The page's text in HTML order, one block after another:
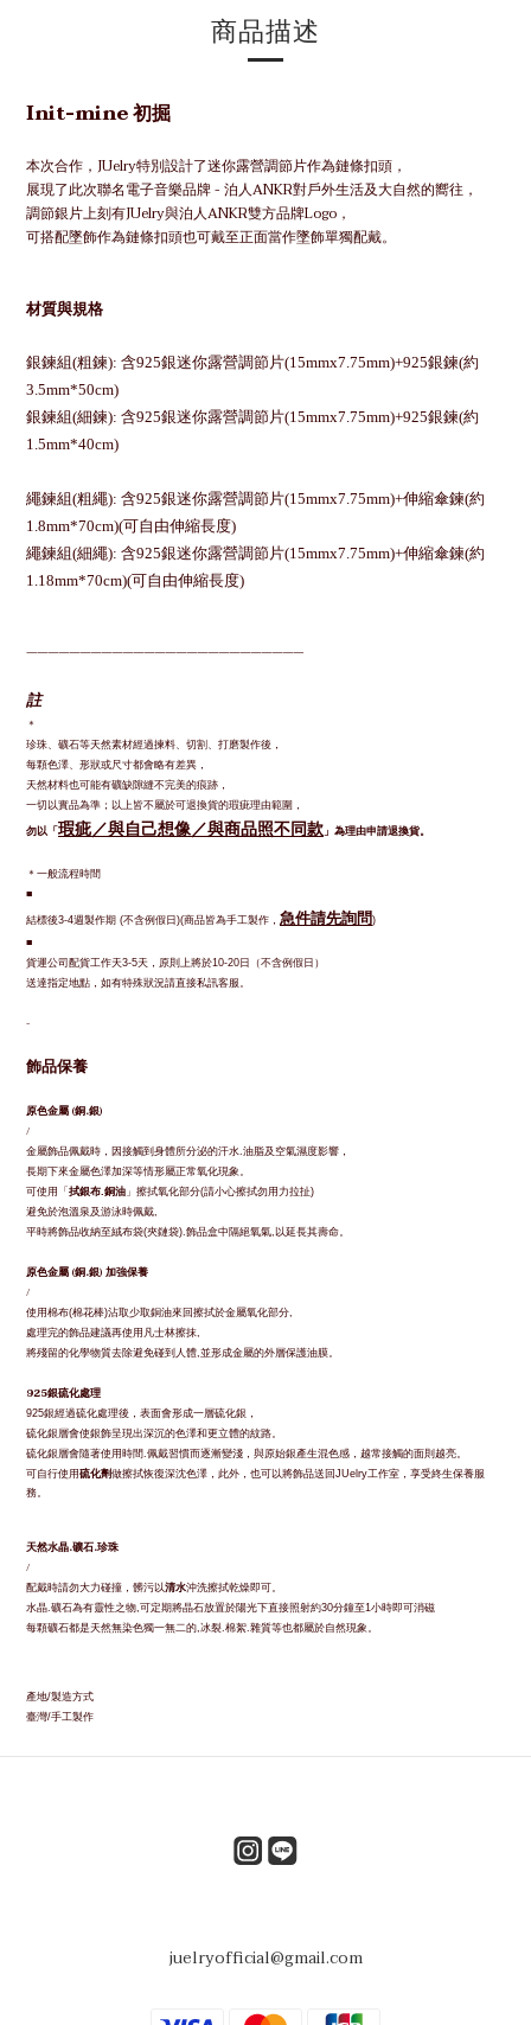
商品描述
Init-mine 初掘
本次合作，JUelry特別設計了迷你露營調節片作為鏈條扣頭，
展現了此次聯名電子音樂品牌 - 泊人ANKR對戶外生活及大自然的嚮往，
調節銀片上刻有JUelry與泊人ANKR雙方品牌Logo，
可搭配墜飾作為鏈條扣頭也可戴至正面當作墜飾單獨配戴。
材質與規格
銀鍊組(粗鍊): 含925銀迷你露營調節片(15mmx7.75mm)+925銀鍊(約
3.5mm*50cm)
銀鍊組(細鍊): 含925銀迷你露營調節片(15mmx7.75mm)+925銀鍊(約
1.5mm*40cm)
繩鍊組(粗繩): 含925銀迷你露營調節片(15mmx7.75mm)+伸縮傘鍊(約
1.8mm*70cm)(可自由伸縮長度)
繩鍊組(細繩): 含925銀迷你露營調節片(15mmx7.75mm)+伸縮傘鍊(約
1.18mm*70cm)(可自由伸縮長度)
——————————————————————————
註
＊
珍珠、礦石等天然素材經過揀料、切割、打磨製作後，
每顆色澤、形狀或尺寸都會略有差異，
天然材料也可能有礦缺隙縫不完美的痕跡，
一切以實品為準；以上皆不屬於可退換貨的瑕疵理由範圍，
勿以「 瑕疵／與自己想像／與商品照不同款 」為理由申請退換貨。
＊一般流程時間
■
結標後3-4週製作期 (不含例假日)(商品皆為手工製作， 急件請先詢問)
■
貨運公司配貨工作天3-5天，原則上將於10-20日（不含例假日）
送達指定地點，如有特殊狀況請直接私訊客服。
-
飾品保養
原色金屬(銅.銀)
/
金屬飾品佩戴時，因接觸到身體所分泌的汗水.油脂及空氣濕度影響，
長期下來金屬色澤加深等情形屬正常氧化現象。
可使用「拭銀布.銅油」擦拭氧化部分(請小心擦拭勿用力拉扯)
避免於泡溫泉及游泳時佩戴,
平時將飾品收納至絨布袋(夾鏈袋).飾品盒中隔絕氧氣,以延長其壽命。
原色金屬(銅.銀)加強保養
/
使用棉布(棉花棒)沾取少取銅油來回擦拭於金屬氧化部分,
處理完的飾品建議再使用凡士林擦抹,
將殘留的化學物質去除避免碰到人體,並形成金屬的外層保護油膜。
925銀硫化處理
925銀經過硫化處理後，表面會形成一層硫化銀，
硫化銀層會使銀飾呈現出深沉的色澤和更立體的紋路。
硫化銀層會隨著使用時間.佩戴習慣而逐漸變淺，與原始銀產生混色感，越常接觸的面則越亮。
可自行使用硫化劑做擦拭恢復深沈色澤，此外，也可以將飾品送回JUelry工作室，享受終生保養服
務。
天然水晶.礦石.珍珠
/
配戴時請勿大力碰撞，髒污以清水沖洗擦拭乾燥即可。
水晶.礦石為有靈性之物,可定期將晶石放置於陽光下直接照射約30分鐘至1小時即可消磁
每顆礦石都是天然無染色獨一無二的,冰裂.棉絮.雜質等也都屬於自然現象。
產地/製造方式
臺灣/手工製作
juelryofficial@gmail.com